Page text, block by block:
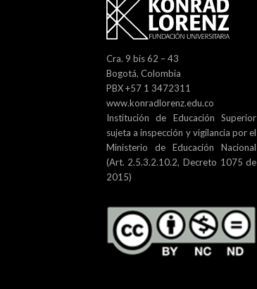
Cra. 9 bis 62 – 43
Bogotá, Colombia
PBX +57 1 3472311
www.konradlorenz.edu.co
Institución de Educación Superior
sujeta a inspección y vigilancia por el
Ministerio de Educación Nacional
(Art. 2.5.3.2.10.2, Decreto 1075 de
2015)